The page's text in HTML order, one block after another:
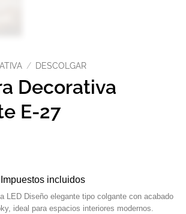
/ DESCOLGAR
Decorativa
E-27
Impuestos incluidos
LED Diseño elegante tipo colgante con acabado
ideal para espacios interiores modernos.